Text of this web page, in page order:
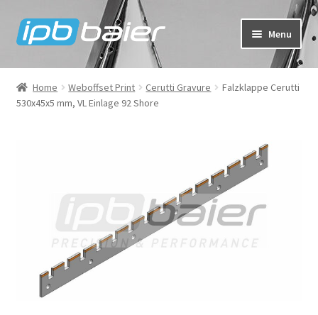
Skip
to
Skip
to
Menu
My Account
Cart
Home Weboffset Print Cerutti Gravure
Falzklappe Cerutti
530x45x5 mm, VL Einlage 92 Shore